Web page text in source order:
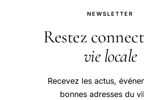
NEWSLETTER
Restez
vie locale
Recevez les actus,
bonnes adresses du